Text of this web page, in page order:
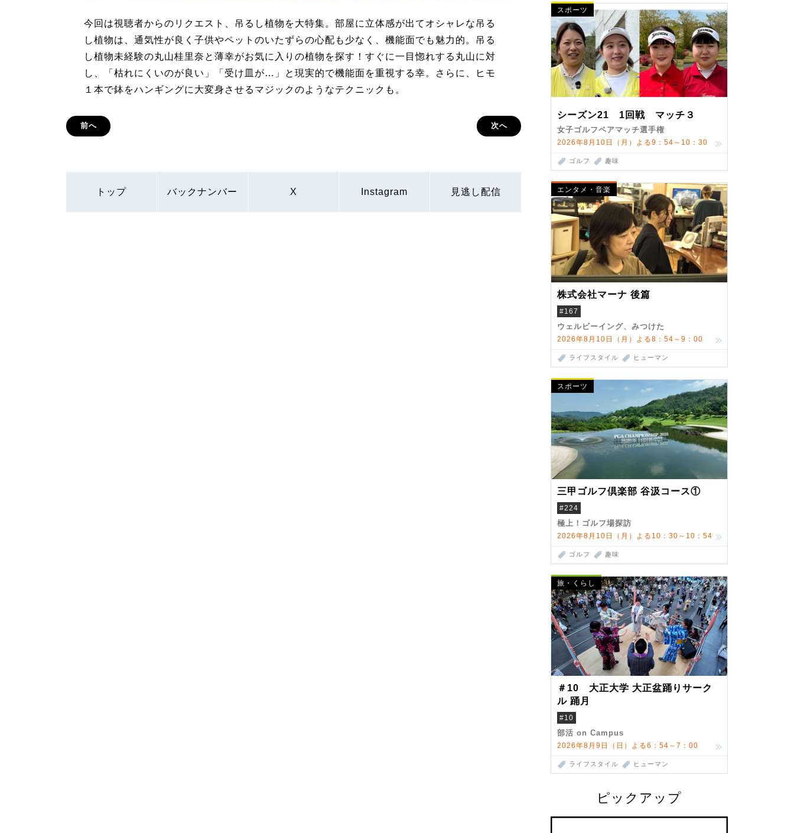
スポーツ
シーズン21 1回戦 マッチ３
女子ゴルフペアマッチ選手権
2026年8月10日（月）よる9：54～10：30
ゴルフ 趣味
エンタメ・音楽
株式会社マーナ 後篇
#167
ウェルビーイング、みつけた
2026年8月10日（月）よる8：54～9：00
ライフスタイル ヒューマン
スポーツ
三甲ゴルフ倶楽部 谷汲コース①
#224
極上！ゴルフ場探訪
2026年8月10日（月）よる10：30～10：54
ゴルフ 趣味
旅・くらし
＃10 大正大学 大正盆踊りサーク
ル 踊月
#10
部活 on Campus
2026年8月9日（日）よる6：54～7：00
ライフスタイル ヒューマン
ピックアップ
今回は視聴者からのリクエスト、吊るし植物を大特集。部屋に立体感が出てオシャレな吊る
し植物は、通気性が良く子供やペットのいたずらの心配も少なく、機能面でも魅力的。吊る
し植物未経験の丸山桂里奈と薄幸がお気に入りの植物を探す！すぐに一目惚れする丸山に対
し、「枯れにくいのが良い」「受け皿が…」と現実的で機能面を重視する幸。さらに、ヒモ
１本で鉢をハンギングに大変身させるマジックのようなテクニックも。
前へ 次へ
トップ バックナンバー X Instagram 見逃し配信